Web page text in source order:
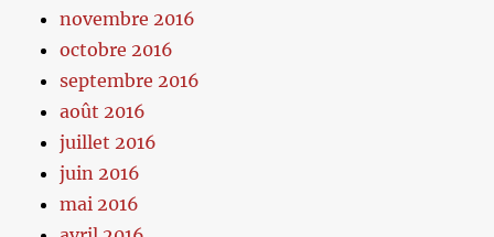
novembre 2016
octobre 2016
septembre 2016
août 2016
juillet 2016
juin 2016
mai 2016